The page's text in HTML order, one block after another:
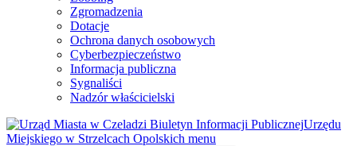
Zgromadzenia
Dotacje
Ochrona danych osobowych
Cyberbezpieczeństwo
Informacja publiczna
Sygnaliści
Nadzór właścicielski
Biuletyn Informacji PublicznejUrzędu
Miejskiego w Strzelcach Opolskich menu